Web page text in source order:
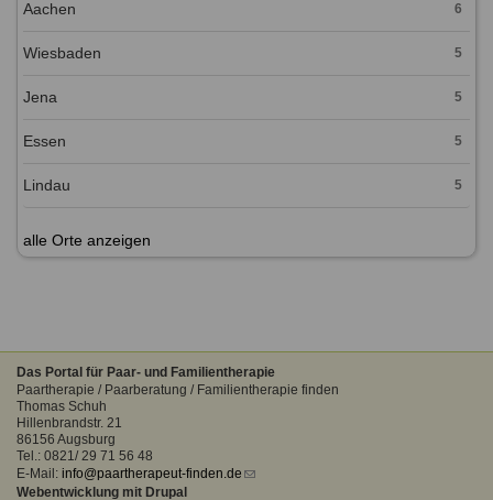
Aachen 6
Wiesbaden 5
Jena 5
Essen 5
Lindau 5
alle Orte anzeigen
Das Portal für Paar- und Familientherapie
Paartherapie / Paarberatung / Familientherapie finden
Thomas Schuh
Hillenbrandstr. 21
86156 Augsburg
Tel.: 0821/ 29 71 56 48
E-Mail: info@paartherapeut-finden.de (link
Webentwicklung mit Drupal